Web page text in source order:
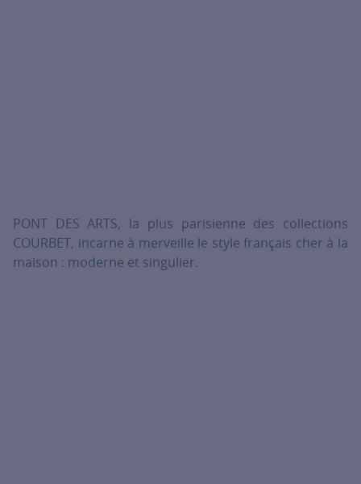
PONT DES ARTS, la plus parisienne des collections
COURBET, incarne à merveille le style français cher à la
maison : moderne et singulier.